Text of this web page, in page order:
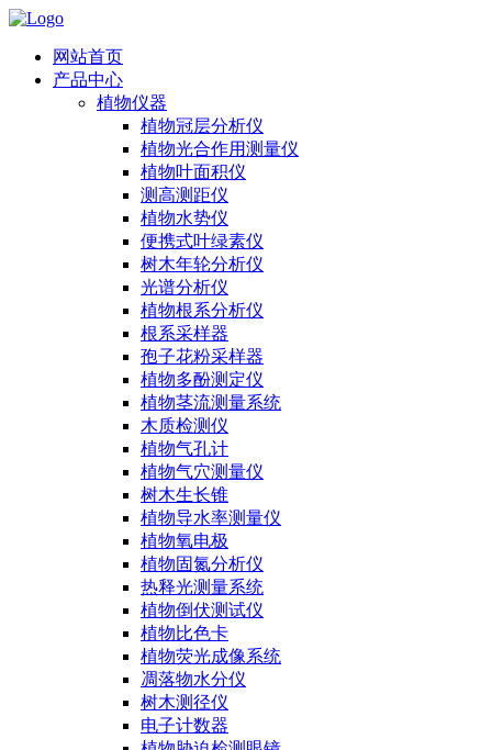
网站首页
产品中心
植物仪器
植物冠层分析仪
植物光合作用测量仪
植物叶面积仪
测高测距仪
植物水势仪
便携式叶绿素仪
树木年轮分析仪
光谱分析仪
植物根系分析仪
根系采样器
孢子花粉采样器
植物多酚测定仪
植物茎流测量系统
木质检测仪
植物气孔计
植物气穴测量仪
树木生长锥
植物导水率测量仪
植物氧电极
植物固氮分析仪
热释光测量系统
植物倒伏测试仪
植物比色卡
植物荧光成像系统
凋落物水分仪
树木测径仪
电子计数器